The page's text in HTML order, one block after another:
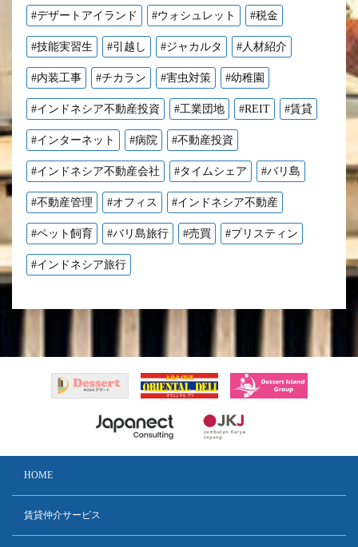
#デザートアイランド #ウォシュレット #税金
#技能実習生 #引越し #ジャカルタ #人材紹介
#内装工事 #チカラン #害虫対策 #幼稚園
#インドネシア不動産投資 #工業団地 #REIT #賃貸
#インターネット #病院 #不動産投資
#インドネシア不動産会社 #タイムシェア #バリ島
#不動産管理 #オフィス #インドネシア不動産
#ペット飼育 #バリ島旅行 #売買 #プリスティン
#インドネシア旅行
HOME
賃貸仲介サービス